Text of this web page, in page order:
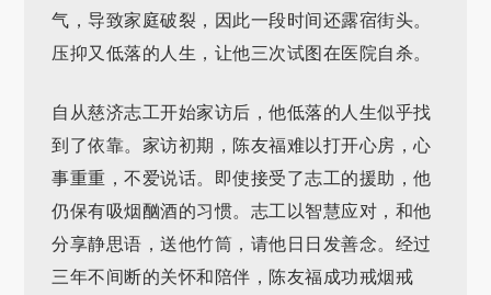
气，导致家庭破裂，因此一段时间还露宿街头。
压抑又低落的人生，让他三次试图在医院自杀。
自从慈济志工开始家访后，他低落的人生似乎找
到了依靠。家访初期，陈友福难以打开心房，心
事重重，不爱说话。即使接受了志工的援助，他
仍保有吸烟酗酒的习惯。志工以智慧应对，和他
分享静思语，送他竹筒，请他日日发善念。经过
三年不间断的关怀和陪伴，陈友福成功戒烟戒